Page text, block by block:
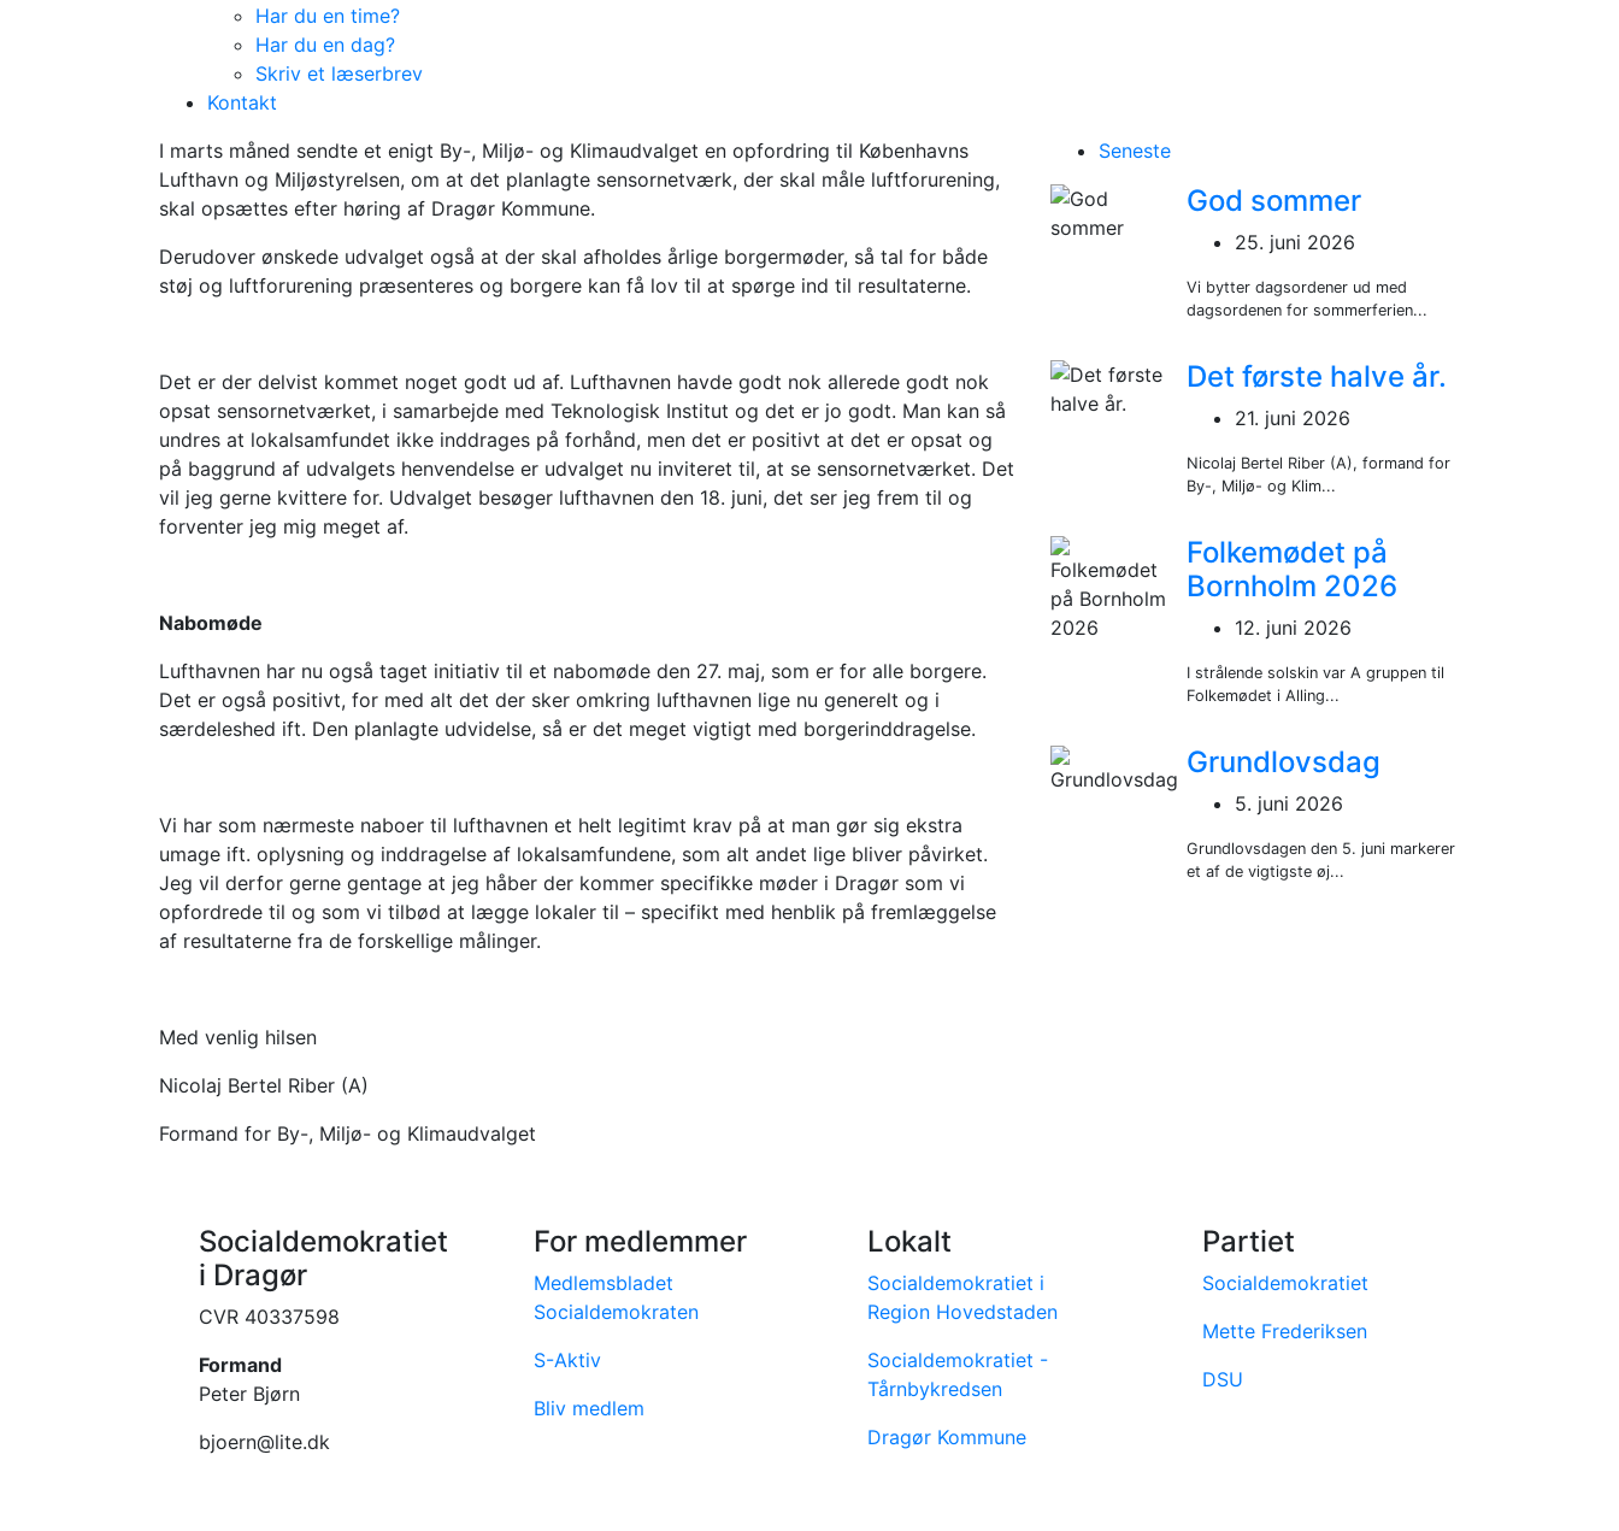
Har du en time?
Har du en dag?
Skriv et læserbrev
Kontakt
Sensornetværk omkring lufthavnen – borgerne skal
inddrages
I marts måned sendte et enigt By-, Miljø- og Klimaudvalget en opfordring til Københavns
Lufthavn og Miljøstyrelsen, om at det planlagte sensornetværk, der skal måle luftforurening,
skal opsættes efter høring af Dragør Kommune.
Derudover ønskede udvalget også at der skal afholdes årlige borgermøder, så tal for både
støj og luftforurening præsenteres og borgere kan få lov til at spørge ind til resultaterne.
Det er der delvist kommet noget godt ud af. Lufthavnen havde godt nok allerede godt nok
opsat sensornetværket, i samarbejde med Teknologisk Institut og det er jo godt. Man kan så
undres at lokalsamfundet ikke inddrages på forhånd, men det er positivt at det er opsat og
på baggrund af udvalgets henvendelse er udvalget nu inviteret til, at se sensornetværket. Det
vil jeg gerne kvittere for. Udvalget besøger lufthavnen den 18. juni, det ser jeg frem til og
forventer jeg mig meget af.
Nabomøde
Lufthavnen har nu også taget initiativ til et nabomøde den 27. maj, som er for alle borgere.
Det er også positivt, for med alt det der sker omkring lufthavnen lige nu generelt og i
særdeleshed ift. Den planlagte udvidelse, så er det meget vigtigt med borgerinddragelse.
Vi har som nærmeste naboer til lufthavnen et helt legitimt krav på at man gør sig ekstra
umage ift. oplysning og inddragelse af lokalsamfundene, som alt andet lige bliver påvirket.
Jeg vil derfor gerne gentage at jeg håber der kommer specifikke møder i Dragør som vi
opfordrede til og som vi tilbød at lægge lokaler til – specifikt med henblik på fremlæggelse
af resultaterne fra de forskellige målinger.
Med venlig hilsen
Nicolaj Bertel Riber (A)
Formand for By-, Miljø- og Klimaudvalget
Seneste
God sommer
25. juni 2026
Vi bytter dagsordener ud med
dagsordenen for sommerferien...
Det første halve år.
21. juni 2026
Nicolaj Bertel Riber (A), formand for
By-, Miljø- og Klim...
Folkemødet på
Bornholm 2026
12. juni 2026
I strålende solskin var A gruppen til
Folkemødet i Alling...
Grundlovsdag
5. juni 2026
Grundlovsdagen den 5. juni markerer
et af de vigtigste øj...
Socialdemokratiet
i Dragør
CVR 40337598
Formand
Peter Bjørn
bjoern@lite.dk
For medlemmer
Medlemsbladet
Socialdemokraten
S-Aktiv
Bliv medlem
Lokalt
Socialdemokratiet i
Region Hovedstaden
Socialdemokratiet -
Tårnbykredsen
Dragør Kommune
Partiet
Socialdemokratiet
Mette Frederiksen
DSU